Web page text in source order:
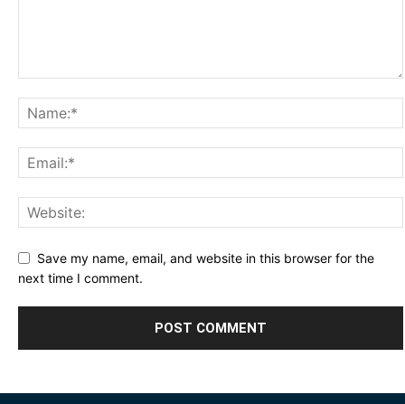
Save my name, email, and website in this browser for the
next time I comment.